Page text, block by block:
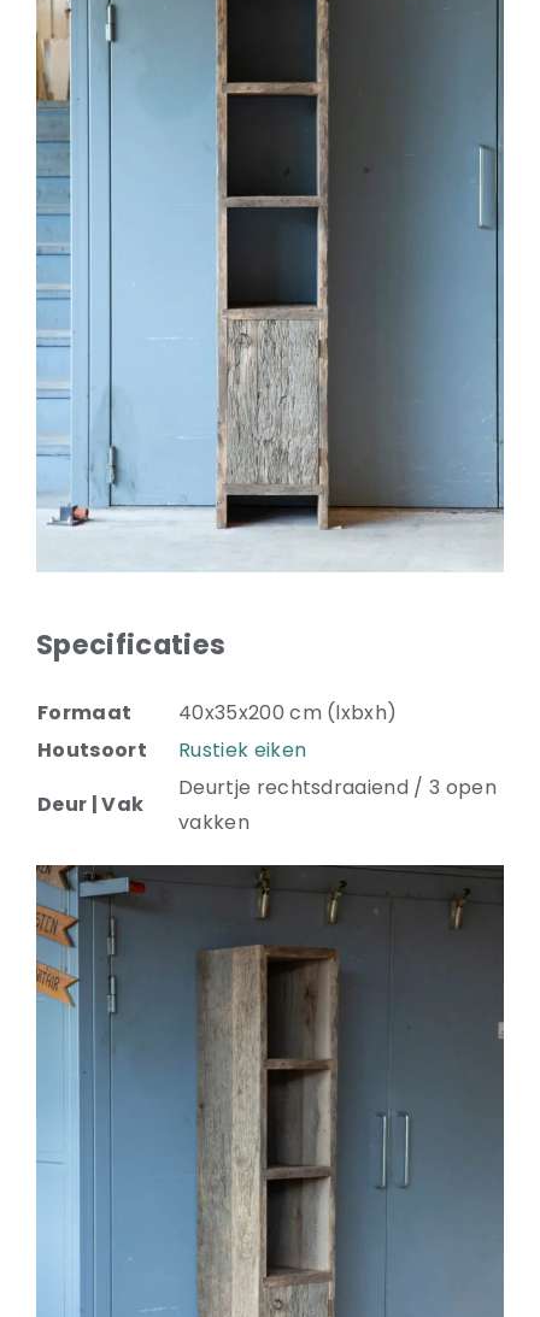
Natuurstenen bakken
Wandtegels
HEKWERK
BANKEN
BALKEN
RADIATOREN
LAMPEN
KEUKENBLOKKEN
SCHOUWEN
PORSELEINEN BAKKEN
Specificaties
Formaat
40x35x200 cm (lxbxh)
Houtsoort
Rustiek eiken
Deur | Vak
Deurtje rechtsdraaiend / 3 open
vakken